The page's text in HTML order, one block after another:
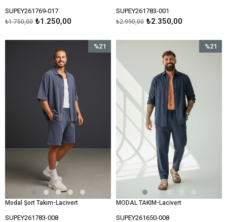
SUPEY261769-017
₺1.250,00
₺1.750,00
SUPEY261783-001
₺2.350,00
₺2.990,00
Modal Şort Takım-Lacivert
SUPEY261783-008
%21
MODAL TAKIM-Lacivert
SUPEY261650-008
%21